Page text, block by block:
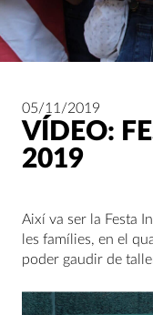
05/11/2019
VÍDEO:
2019
Així va ser la Festa
les famílies, en el
poder gaudir de